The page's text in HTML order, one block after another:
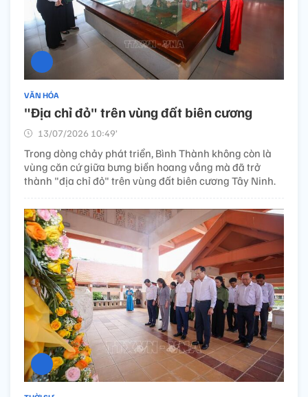
VĂN HÓA
"Địa chỉ đỏ" trên vùng đất biên cương
13/07/2026 10:49’
Trong dòng chảy phát triển, Bình Thành không còn là
vùng căn cứ giữa bưng biền hoang vắng mà đã trở
thành "địa chỉ đỏ" trên vùng đất biên cương Tây Ninh.